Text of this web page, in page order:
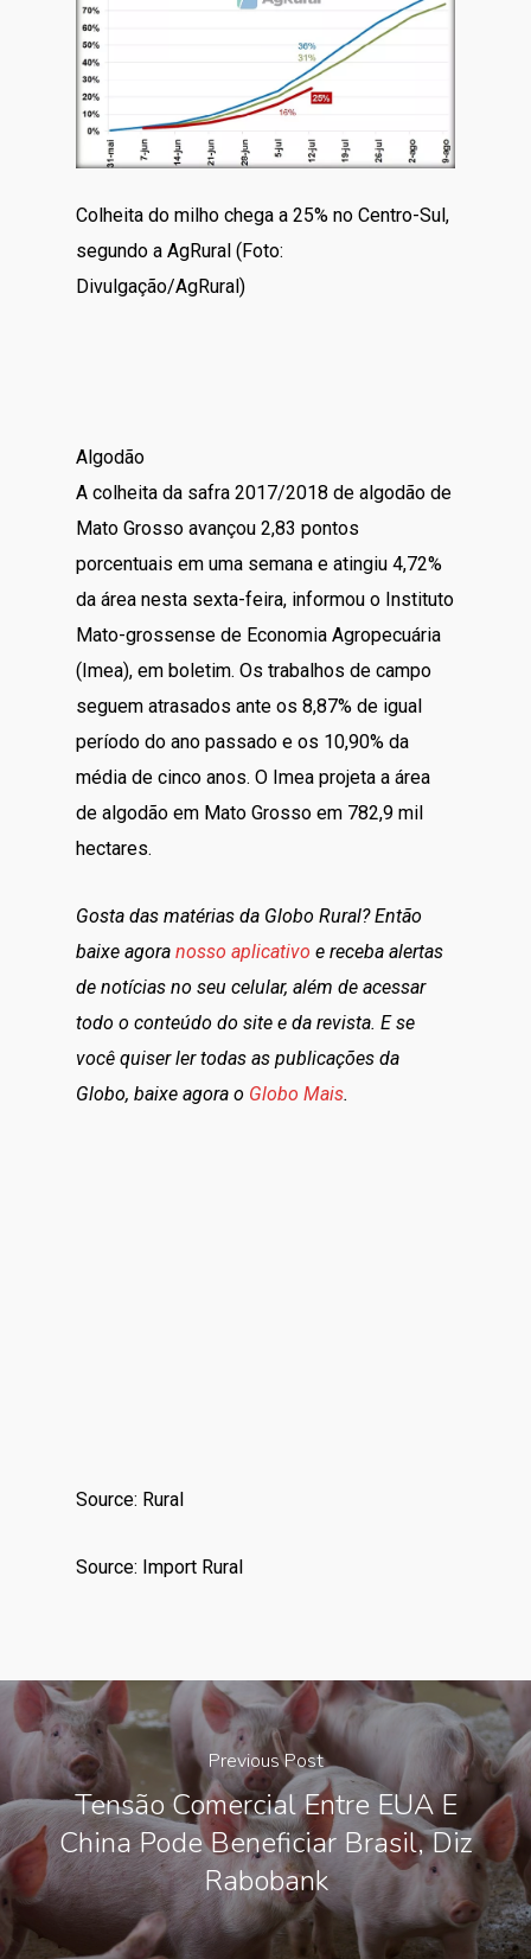
Colheita do milho chega a 25% no Centro-Sul,
segundo a AgRural (Foto:
Divulgação/AgRural)
Algodão
A colheita da safra 2017/2018 de algodão de
Mato Grosso avançou 2,83 pontos
porcentuais em uma semana e atingiu 4,72%
da área nesta sexta-feira, informou o Instituto
Mato-grossense de Economia Agropecuária
(Imea), em boletim. Os trabalhos de campo
seguem atrasados ante os 8,87% de igual
período do ano passado e os 10,90% da
média de cinco anos. O Imea projeta a área
de algodão em Mato Grosso em 782,9 mil
hectares.
Gosta das matérias da Globo Rural? Então
baixe agora nosso aplicativo e receba alertas
de notícias no seu celular, além de acessar
todo o conteúdo do site e da revista. E se
você quiser ler todas as publicações da
Globo, baixe agora o Globo Mais.
Source: Rural
Source: Import Rural
Previous Post
Tensão Comercial Entre EUA E
China Pode Beneficiar Brasil, Diz
Rabobank